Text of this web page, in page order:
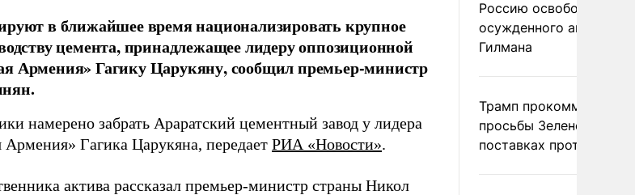
в ближайшее время национализировать крупное
цемента, принадлежащее лидеру оппозиционной
Армения» Гагику Царукяну, сообщил премьер-министр
намерено забрать Араратский цементный завод у лидера
Гагика Царукяна, передает РИА «Новости».
актива рассказал премьер-министр страны Никол
Россию освободить
осужденного
Гилмана
Трамп
просьбы Зеленского о
поставках